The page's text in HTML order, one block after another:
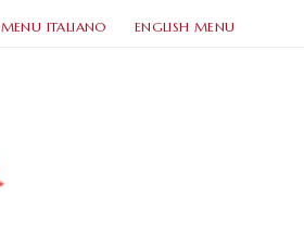
MENU ITALIANO ENGLISH MENU